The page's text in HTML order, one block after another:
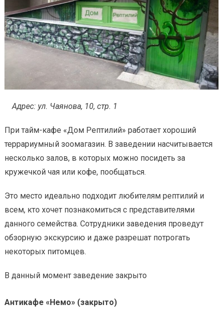
Адрес: ул. Чаянова, 10, стр. 1
При тайм-кафе «Дом Рептилий» работает хороший
террариумный зоомагазин. В заведении насчитывается
несколько залов, в которых можно посидеть за
кружечкой чая или кофе, пообщаться.
Это место идеально подходит любителям рептилий и
всем, кто хочет познакомиться с представителями
данного семейства. Сотрудники заведения проведут
обзорную экскурсию и даже разрешат потрогать
некоторых питомцев.
В данный момент заведение закрыто
Антикафе «Немо» (закрыто)